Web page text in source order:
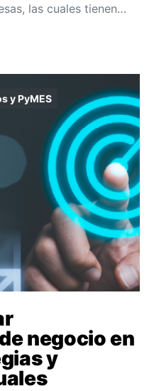
las cuales tienen…
y PyMES
negocio en
y